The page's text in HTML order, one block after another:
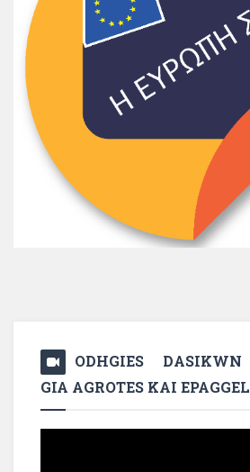
ODHGIES
GIA AGROTES KAI